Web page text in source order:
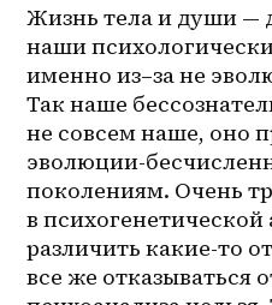
Жизнь тела и души —
наши
именно из–за не
Так наше
не совсем наше, оно
эволюции-
поколениям. Очень
в
различить какие-то
все же отказываться